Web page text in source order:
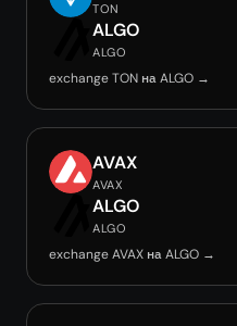
TON
ALGO
ALGO
exchange TON на ALGO →
AVAX
AVAX
ALGO
ALGO
exchange AVAX на ALGO →